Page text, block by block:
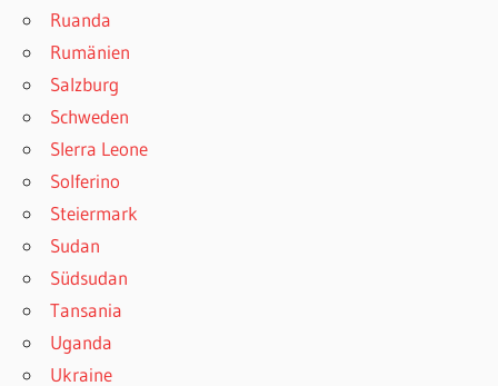
Ruanda
Rumänien
Salzburg
Schweden
SIerra Leone
Solferino
Steiermark
Sudan
Südsudan
Tansania
Uganda
Ukraine